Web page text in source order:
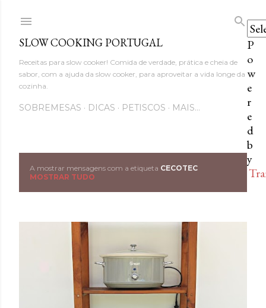
Avançar para o conteúdo
P
o
w
e
r
e
d
b
y
SLOW COOKING PORTUGAL
Receitas para slow cooker! Comida de verdade, prática e cheia de
sabor, com a ajuda da slow cooker, para aproveitar a vida longe da
cozinha.
SOBREMESAS DICAS PETISCOS MAIS…
M
n
A mostrar mensagens com a etiqueta CECOTEC
MOSTRAR TUDO